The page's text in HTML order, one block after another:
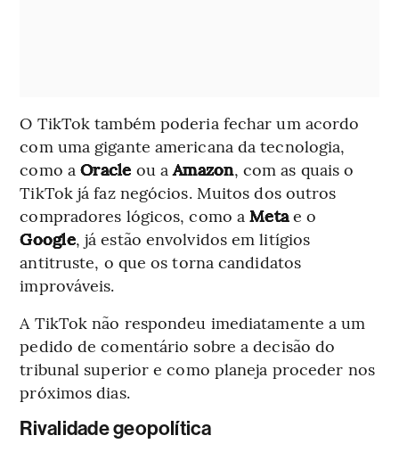
O TikTok também poderia fechar um acordo
com uma gigante americana da tecnologia,
como aOracle ou aAmazon, com as quais o
TikTok já faz negócios. Muitos dos outros
compradores lógicos, como aMetae o
Google, já estão envolvidos em litígios
antitruste, o que os torna candidatos
improváveis.
A TikTok não respondeu imediatamente a um
pedido de comentário sobre a decisão do
tribunal superior e como planeja proceder nos
próximos dias.
Rivalidade geopolítica